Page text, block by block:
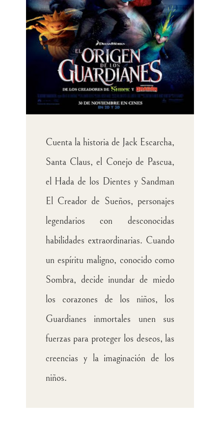
Cuenta la historia de Jack Escarcha,
Santa Claus, el Conejo de Pascua,
el Hada de los Dientes y Sandman
El Creador de Sueños, personajes
legendarios con desconocidas
habilidades extraordinarias. Cuando
un espíritu maligno, conocido como
Sombra, decide inundar de miedo
los corazones de los niños, los
Guardianes inmortales unen sus
fuerzas para proteger los deseos, las
creencias y la imaginación de los
niños.